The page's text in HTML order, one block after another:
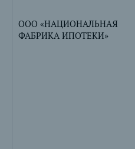
ООО «НАЦИОНАЛЬНАЯ
ФАБРИКА ИПОТЕКИ»